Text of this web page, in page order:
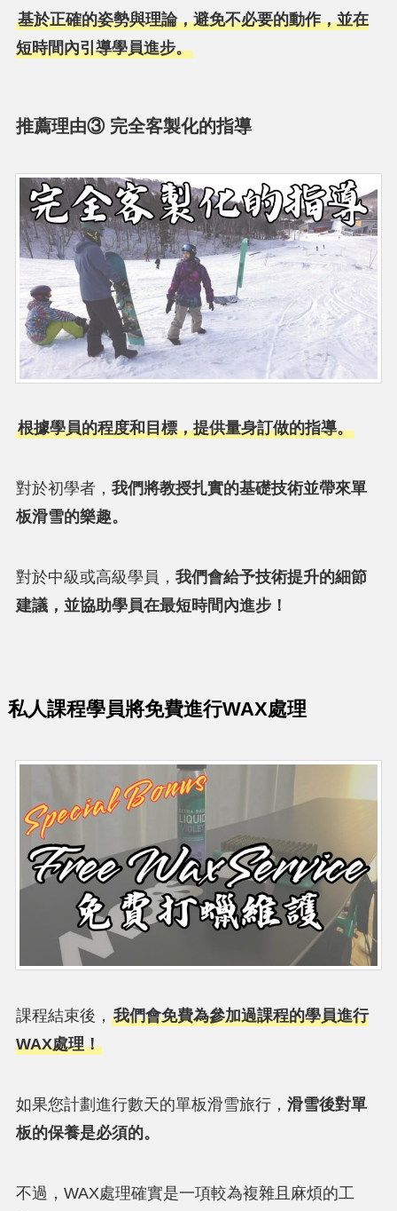
基於正確的姿勢與理論，避免不必要的動作，並在
短時間內引導學員進步。
推薦理由③ 完全客製化的指導
根據學員的程度和目標，提供量身訂做的指導。
對於初學者， 我們將教授扎實的基礎技術並帶來單
板滑雪的樂趣。
對於中級或高級學員， 我們會給予技術提升的細節
建議，並協助學員在最短時間內進步！
私人課程學員將免費進行WAX處理
課程結束後， 我們會免費為參加過課程的學員進行
WAX處理！
如果您計劃進行數天的單板滑雪旅行， 滑雪後對單
板的保養是必須的。
不過，WAX處理確實是一項較為複雜且麻煩的工